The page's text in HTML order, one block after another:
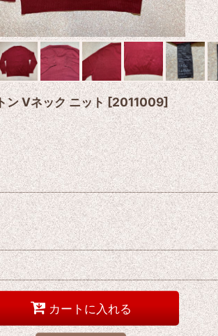
Vネック ニット[2011009]
カートに入れる